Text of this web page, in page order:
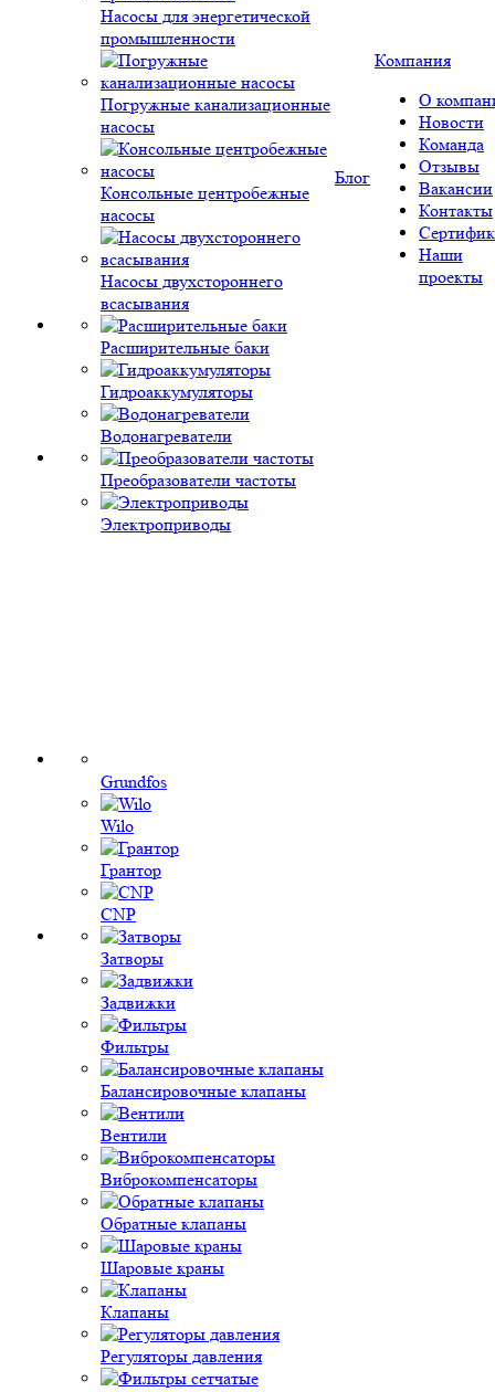
Насосы для энергетической
промышленности
Погружные канализационные
насосы
Консольные центробежные
насосы
Насосы двухстороннего
всасывания
Расширительные баки
Гидроаккумуляторы
Водонагреватели
Преобразователи частоты
Электроприводы
Grundfos
Wilo
Грантор
CNP
Затворы
Задвижки
Фильтры
Балансировочные клапаны
Вентили
Виброкомпенсаторы
Обратные клапаны
Шаровые краны
Клапаны
Регуляторы давления
Блог
Компания
О
Новости
Команда
Отзывы
Вакансии
Контакты
Наши
проекты